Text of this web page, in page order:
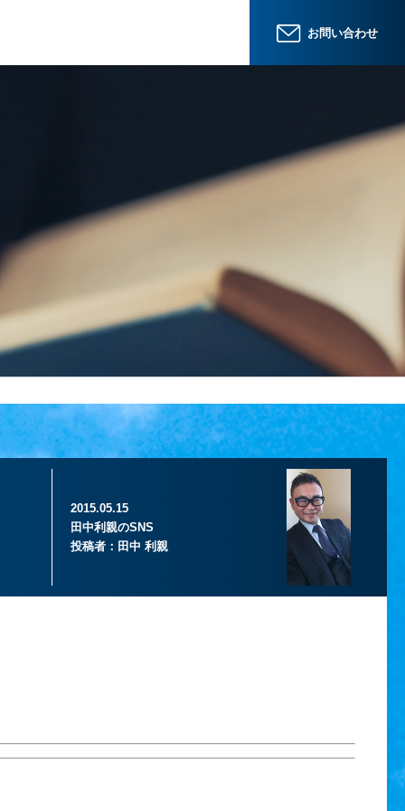
お問い合わせ
2015.05.15
田中利親のSNS
投稿者： 田中 利親